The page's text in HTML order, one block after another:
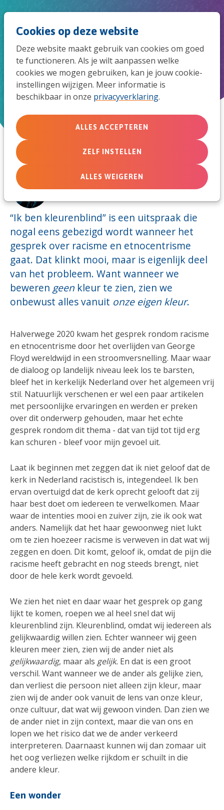
Cookies op deze website
Deze website maakt gebruik van cookies om goed
te functioneren. Als je wilt aanpassen welke
cookies we mogen gebruiken, kan je jouw cookie-
instellingen wijzigen. Meer informatie is
beschikbaar in onze privacyverklaring.
ALLES ACCEPTEREN
ZELF INSTELLEN
ALLES WEIGEREN
naar
de
God is niet kleurenblind
5 februari 2021
“Ik ben kleurenblind” is een uitspraak die
nogal eens gebezigd wordt wanneer het
gesprek over racisme en etnocentrisme
gaat. Dat klinkt mooi, maar is eigenlijk deel
van het probleem. Want wanneer we
beweren geen kleur te zien, zien we
onbewust alles vanuit onze eigen kleur.
Halverwege 2020 kwam het gesprek rondom racisme
en etnocentrisme door het overlijden van George
Floyd wereldwijd in een stroomversnelling. Maar waar
de dialoog op landelijk niveau leek los te barsten,
bleef het in kerkelijk Nederland over het algemeen vrij
stil. Natuurlijk verschenen er wel een paar artikelen
met persoonlijke ervaringen en werden er preken
over dit onderwerp gehouden, maar het echte
gesprek rondom dit thema - dat van tijd tot tijd erg
kan schuren - bleef voor mijn gevoel uit.
Laat ik beginnen met zeggen dat ik niet geloof dat de
kerk in Nederland racistisch is, integendeel. Ik ben
ervan overtuigd dat de kerk oprecht gelooft dat zij
haar best doet om iedereen te verwelkomen. Maar
waar de intenties mooi en zuiver zijn, zie ik ook wat
anders. Namelijk dat het haar gewoonweg niet lukt
om te zien hoezeer racisme is verweven in dat wat wij
zeggen en doen. Dit komt, geloof ik, omdat de pijn die
racisme heeft gebracht en nog steeds brengt, niet
door de hele kerk wordt gevoeld.
We zien het niet en daar waar het gesprek op gang
lijkt te komen, roepen we al heel snel dat wij
kleurenblind zijn. Kleurenblind, omdat wij iedereen als
gelijkwaardig willen zien. Echter wanneer wij geen
kleuren meer zien, zien wij de ander niet als
gelijkwaardig, maar als gelijk. En dat is een groot
verschil. Want wanneer we de ander als gelijke zien,
dan verliest die persoon niet alleen zijn kleur, maar
zien wij de ander ook vanuit de lens van onze kleur,
onze cultuur, dat wat wij gewoon vinden. Dan zien we
de ander niet in zijn context, maar die van ons en
lopen we het risico dat we de ander verkeerd
interpreteren. Daarnaast kunnen wij dan zomaar uit
het oog verliezen welke rijkdom er schuilt in die
andere kleur.
Een wonder